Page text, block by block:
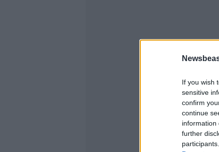
If you wish
sensitive
confirm
continue
information
further